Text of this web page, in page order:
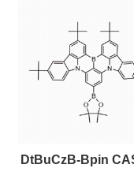
DtBuCzB-Bpin CAS号：